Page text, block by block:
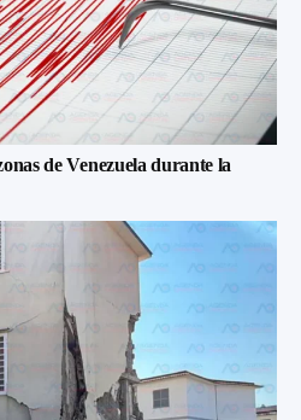
de Venezuela durante la